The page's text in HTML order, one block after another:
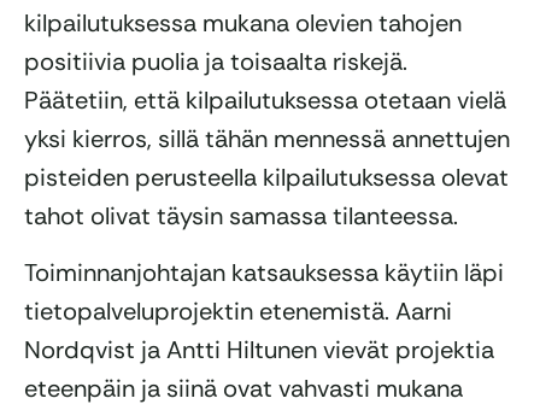
kilpailutuksessa mukana olevien tahojen
positiivia puolia ja toisaalta riskejä.
Päätetiin, että kilpailutuksessa otetaan vielä
yksi kierros, sillä tähän mennessä annettujen
pisteiden perusteella kilpailutuksessa olevat
tahot olivat täysin samassa tilanteessa.
Toiminnanjohtajan katsauksessa käytiin läpi
tietopalveluprojektin etenemistä. Aarni
Nordqvist ja Antti Hiltunen vievät projektia
eteenpäin ja siinä ovat vahvasti mukana